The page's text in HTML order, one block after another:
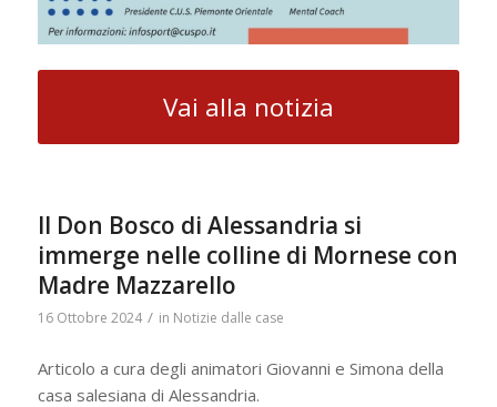
Vai alla notizia
Il Don Bosco di Alessandria si
immerge nelle colline di Mornese con
Madre Mazzarello
16 Ottobre 2024 / in Notizie dalle case
Articolo a cura degli animatori Giovanni e Simona della
casa salesiana di Alessandria.